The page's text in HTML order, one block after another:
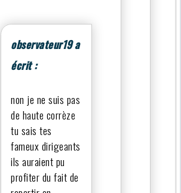
observateur19 a
écrit :
non je ne suis pas
de haute corrèze
tu sais tes
fameux dirigeants
ils auraient pu
profiter du fait de